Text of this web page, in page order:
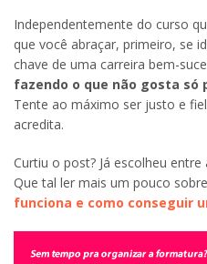
Independentemente do curso
que você abraçar, primeiro, se
chave de uma carreira bem-
fazendo o que não gosta só
Tente ao máximo ser justo e
acredita.
Curtiu o post? Já escolheu
Que tal ler mais um pouco
funciona e como conseguir